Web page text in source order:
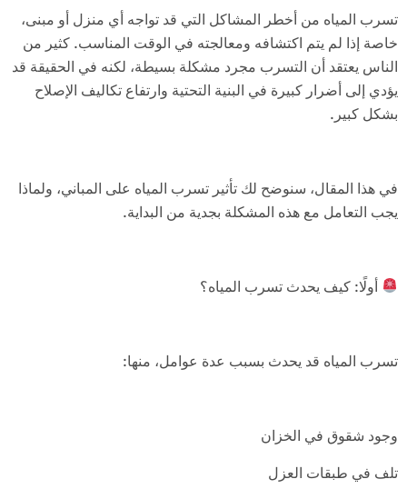
تسرب المياه من أخطر المشاكل التي قد تواجه أي منزل أو مبنى،
خاصة إذا لم يتم اكتشافه ومعالجته في الوقت المناسب. كثير من
الناس يعتقد أن التسرب مجرد مشكلة بسيطة، لكنه في الحقيقة قد
يؤدي إلى أضرار كبيرة في البنية التحتية وارتفاع تكاليف الإصلاح
بشكل كبير.
في هذا المقال، سنوضح لك تأثير تسرب المياه على المباني، ولماذا
يجب التعامل مع هذه المشكلة بجدية من البداية.
أولًا: كيف يحدث تسرب المياه؟
تسرب المياه قد يحدث بسبب عدة عوامل، منها:
وجود شقوق في الخزان
تلف في طبقات العزل